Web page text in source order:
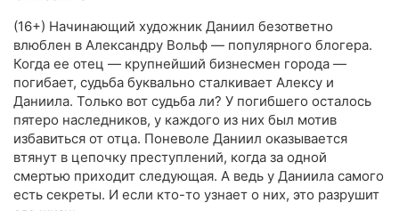
(16+) Начинающий художник Даниил безответно
влюблен в Александру Вольф — популярного блогера.
Когда ее отец — крупнейший бизнесмен города —
погибает, судьба буквально сталкивает Алексу и
Даниила. Только вот судьба ли? У погибшего осталось
пятеро наследников, у каждого из них был мотив
избавиться от отца. Поневоле Даниил оказывается
втянут в цепочку преступлений, когда за одной
смертью приходит следующая. А ведь у Даниила самого
есть секреты. И если кто-то узнает о них, это разрушит